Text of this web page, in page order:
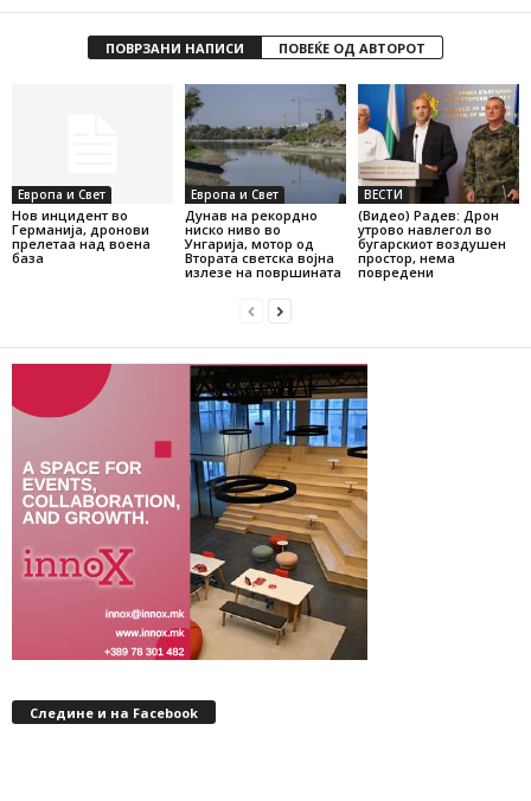
ПОВРЗАНИ НАПИСИ ПОВЕЌЕ ОД АВТОРОТ
Европа и Свет
Нов инцидент во
Германија, дронови
прелетаа над воена
база
Европа и Свет
Дунав на рекордно
ниско ниво во
Унгарија, мотор од
Втората светска војна
излезе на површината
ВЕСТИ
(Видео) Радев: Дрон
утрово навлегол во
бугарскиот воздушен
простор, нема
повредени
Следине и на Facebook